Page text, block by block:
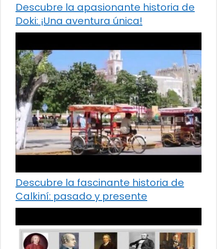
Descubre la apasionante historia de
Doki: ¡Una aventura única!
Descubre la fascinante historia de
Calkiní: pasado y presente